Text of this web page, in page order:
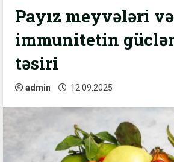
Payız meyvələri
immunitetin
təsiri
admin 12.09.2025